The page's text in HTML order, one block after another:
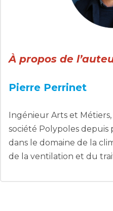
À propos de
Pierre Perrinet
Ingénieur Arts et
société Polypoles depuis
dans le domaine de la
de la ventilation et du